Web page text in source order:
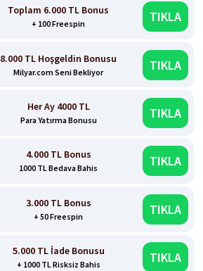
Toplam 6.000 TL Bonus
+ 100 Freespin TIKLA
8.000 TL Hoşgeldin Bonusu
Milyar.com Seni Bekliyor TIKLA
Her Ay 4000 TL
Para Yatırma Bonusu TIKLA
4.000 TL Bonus
1000 TL Bedava Bahis TIKLA
3.000 TL Bonus
+ 50 Freespin TIKLA
5.000 TL İade Bonusu
+ 1000 TL Risksiz Bahis TIKLA